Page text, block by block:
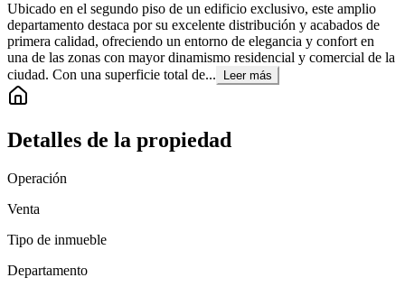
Ubicado en el segundo piso de un edificio exclusivo, este amplio
departamento destaca por su excelente distribución y acabados de
primera calidad, ofreciendo un entorno de elegancia y confort en
una de las zonas con mayor dinamismo residencial y comercial de la
ciudad. Con una superficie total de...
Leer más
Detalles de la propiedad
Operación
Venta
Tipo de inmueble
Departamento